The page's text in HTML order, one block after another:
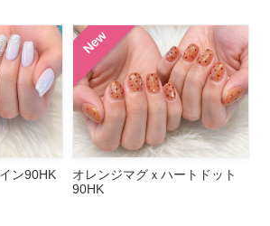
ン90HK
New
オレンジマグｘハートドット
90HK